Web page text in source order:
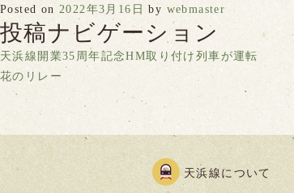
Posted on2022年3月16日 by webmaster
投稿ナビゲーション
天浜線開業35周年記念HM取り付け列車が運転
花のリレー
天浜線について